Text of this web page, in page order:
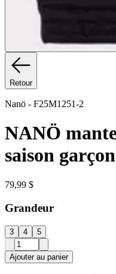
Retour
Nanö - F25M1251-2
NANÖ
saison
79,99 $
Grandeur
3 4 5
Ajouter au panier